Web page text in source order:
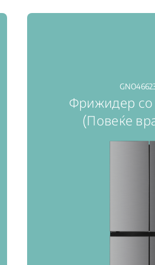
AeroFlow™: напредна
Инвертер компресор
Фрижидер со
(Повеќе